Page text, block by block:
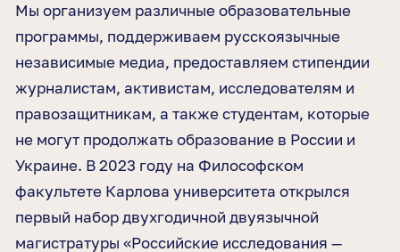
Мы организуем различные образовательные
программы, поддерживаем русскоязычные
независимые медиа, предоставляем стипендии
журналистам, активистам, исследователям и
правозащитникам, а также студентам, которые
не могут продолжать образование в России и
Украине. В 2023 году на Философском
факультете Карлова университета открылся
первый набор двухгодичной двуязычной
магистратуры «Российские исследования —